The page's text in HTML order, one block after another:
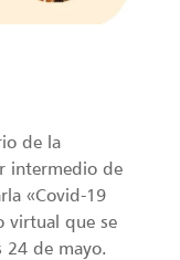
de la
intermedio de
«Covid-19
virtual que se
24 de mayo.